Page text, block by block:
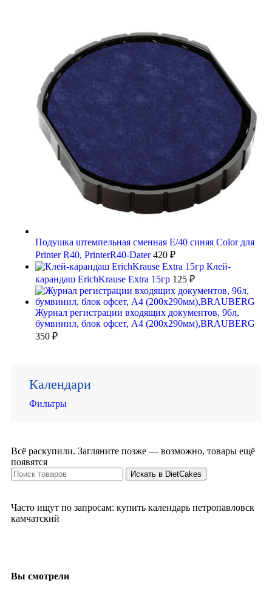
Подушка штемпельная сменная Е/40 синяя Color для
Printer R40, PrinterR40-Dater420 ₽
Клей-
карандаш ErichKrause Extra 15гр 125 ₽
Журнал регистрации входящих документов, 96л,
бумвинил, блок офсет, А4 (200х290мм),BRAUBERG
350 ₽
Календари
Фильтры
Всё раскупили. Загляните позже — возможно, товары ещё
появятся
Искать в DietCakes
Часто ищут по запросам: купить календарь петропавловск
камчатский
Вы смотрели